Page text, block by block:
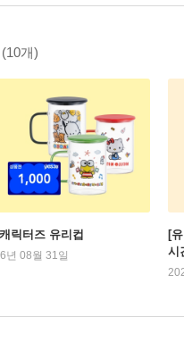
(10개)
릭터즈 유리컵
년 08월 31일
[
시